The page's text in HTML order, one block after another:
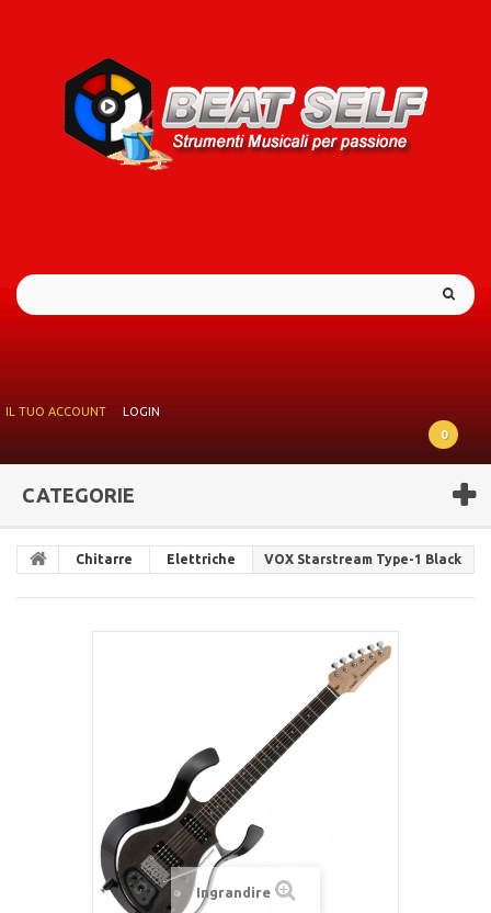
IL TUO ACCOUNT
LOGIN
0
CATEGORIE
Chitarre Elettriche VOX Starstream Type-1 Black
Ingrandire